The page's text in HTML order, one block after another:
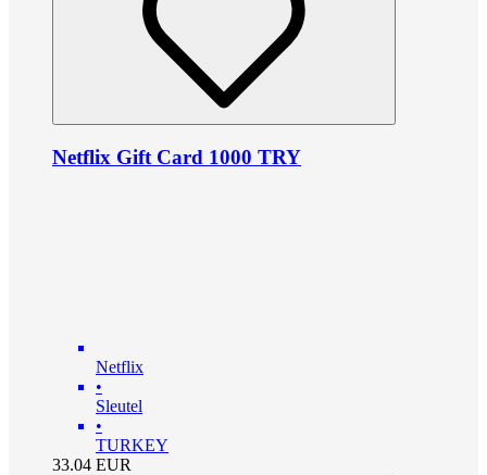
Netflix Gift Card 1000 TRY
Netflix
•
Sleutel
•
TURKEY
33.04 EUR